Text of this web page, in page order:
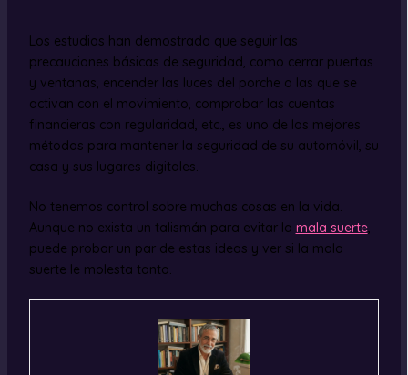
Los estudios han demostrado que seguir las
precauciones básicas de seguridad, como cerrar puertas
y ventanas, encender las luces del porche o las que se
activan con el movimiento, comprobar las cuentas
financieras con regularidad, etc., es uno de los mejores
métodos para mantener la seguridad de su automóvil, su
casa y sus lugares digitales.
No tenemos control sobre muchas cosas en la vida.
Aunque no exista un talismán para evitar la mala suerte,
puede probar un par de estas ideas y ver si la mala
suerte le molesta tanto.